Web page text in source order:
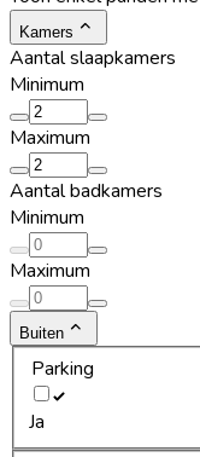
Kamers
Aantal slaapkamers
Minimum
Maximum
Aantal badkamers
Minimum
Maximum
Buiten
Parking
Ja